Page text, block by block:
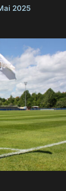
2025